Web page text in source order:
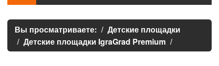
Вы просматриваете:
Детские площадки
Детские площадки IgraGrad Premium